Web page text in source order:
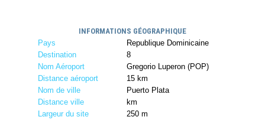
INFORMATIONS GÉOGRAPHIQUE
Pays
Republique Dominicaine
Destination
8
Nom Aéroport
Gregorio Luperon (POP)
Distance aéroport
15 km
Nom de ville
Puerto Plata
Distance ville
km
Largeur du site
250 m